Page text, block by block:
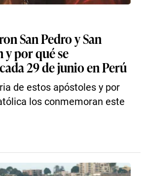
San Pedro y San
y por qué se
29 de junio en Perú
de estos apóstoles y por
los conmemoran este